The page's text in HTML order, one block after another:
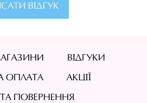
ВІДГУК
ВІДГУКИ
ОПЛАТА АКЦІЇ
ТА ПОВЕРНЕННЯ